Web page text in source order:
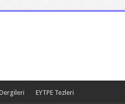
EYTPE Tezleri